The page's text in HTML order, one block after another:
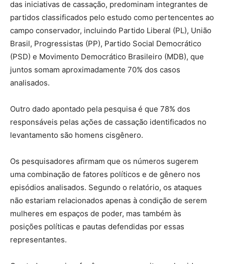
das iniciativas de cassação, predominam integrantes de
partidos classificados pelo estudo como pertencentes ao
campo conservador, incluindo Partido Liberal (PL), União
Brasil, Progressistas (PP), Partido Social Democrático
(PSD) e Movimento Democrático Brasileiro (MDB), que
juntos somam aproximadamente 70% dos casos
analisados.
Outro dado apontado pela pesquisa é que 78% dos
responsáveis pelas ações de cassação identificados no
levantamento são homens cisgênero.
Os pesquisadores afirmam que os números sugerem
uma combinação de fatores políticos e de gênero nos
episódios analisados. Segundo o relatório, os ataques
não estariam relacionados apenas à condição de serem
mulheres em espaços de poder, mas também às
posições políticas e pautas defendidas por essas
representantes.